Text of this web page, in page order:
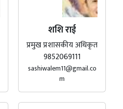
शशि राई
प्रमुख प्रशासकीय अधिकृत
9852069111
sashiwalem11@gmail.co
m